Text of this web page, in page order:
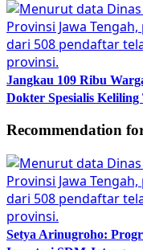
Jangkau 109 Ribu
Dokter Spesialis
Recommendation
Setya Arinugroho: